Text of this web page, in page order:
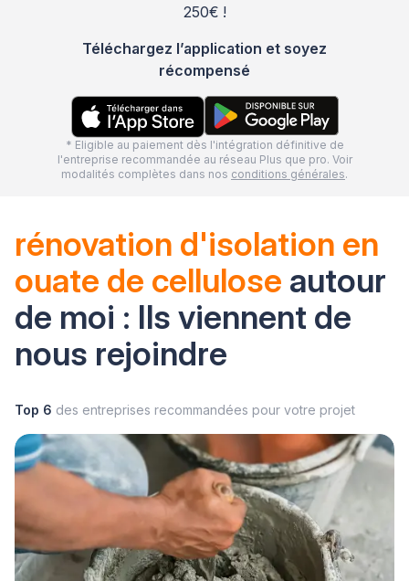
250€ !
Téléchargez l’application et soyez
récompensé
* Eligible au paiement dès l'intégration définitive de
l'entreprise recommandée au réseau Plus que pro. Voir
modalités complètes dans nos conditions générales.
rénovation d'isolation en
ouate de cellulose autour
de moi : Ils viennent de
nous rejoindre
Top 6 des entreprises recommandées pour votre projet